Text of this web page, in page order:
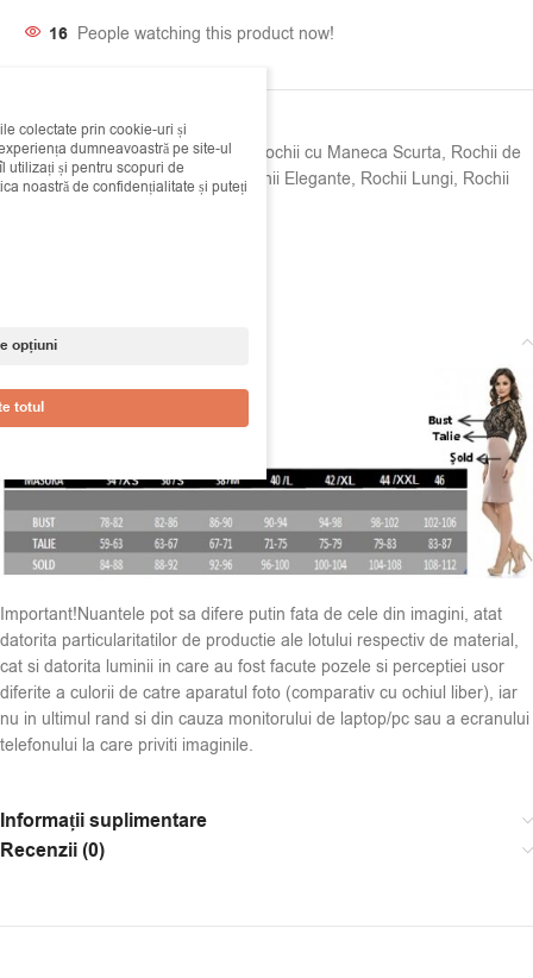
16 People watching this product now!
SKU:06b147143
Categorii: Rochii, Rochii Casual Rochii cu Maneca Scurta, Rochii de
Primavara - Vara, Rochii de zi, Rochii Elegante, Rochii Lungi, Rochii
Descriere
Important!Nuantele pot sa difere putin fata de cele din imagini, atat
datorita particularitatilor de productie ale lotului respectiv de material,
cat si datorita luminii in care au fost facute pozele si perceptiei usor
diferite a culorii de catre aparatul foto (comparativ cu ochiul liber), iar
nu in ultimul rand si din cauza monitorului de laptop/pc sau a ecranului
telefonului la care priviti imaginile.
Informații suplimentare
Recenzii (0)
colectate prin cookie-uri și
dumneavoastră pe site-ul
utilizați și pentru scopuri de
noastră de confidențialitate și puteți
opțiuni
totul